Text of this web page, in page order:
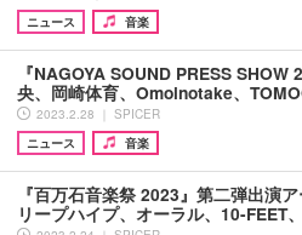
ニュース
音楽
『NAGOYA SOUND PRESS SHOW
央、岡崎体育、Omoinotake、
2023.2.28 ｜ SPICER
ニュース
音楽
『百万石音楽祭 2023』第二弾出演
リープハイプ、オーラル、10-FEET